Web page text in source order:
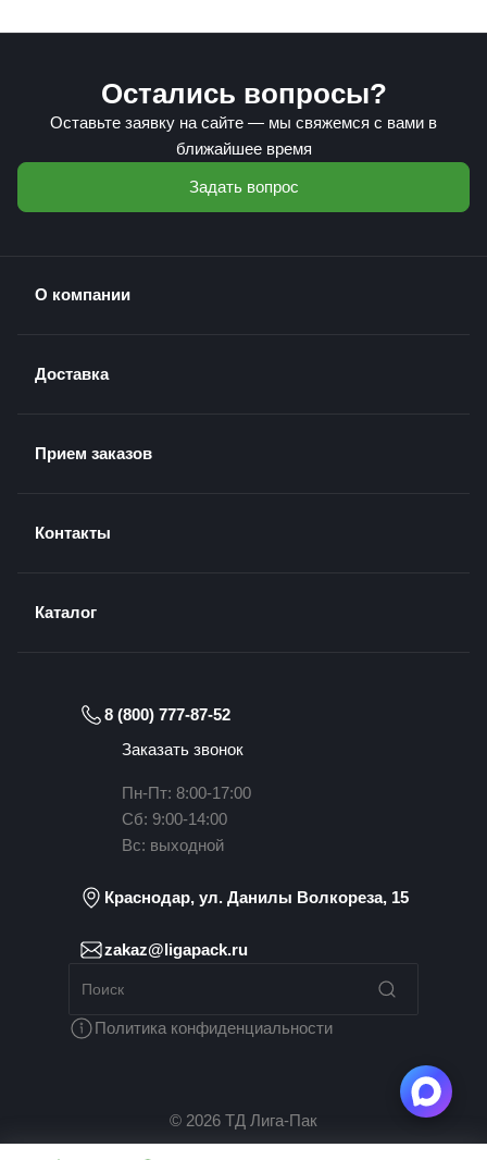
Остались вопросы?
Оставьте заявку на сайте — мы свяжемся с вами в
ближайшее время
Задать вопрос
О компании
Доставка
Прием заказов
Контакты
Каталог
8 (800) 777-87-52
Заказать звонок
Пн-Пт: 8:00-17:00
Сб: 9:00-14:00
Вс: выходной
Краснодар, ул. Данилы Волкореза, 15
zakaz@ligapack.ru
Политика конфиденциальности
© 2026 ТД Лига-Пак